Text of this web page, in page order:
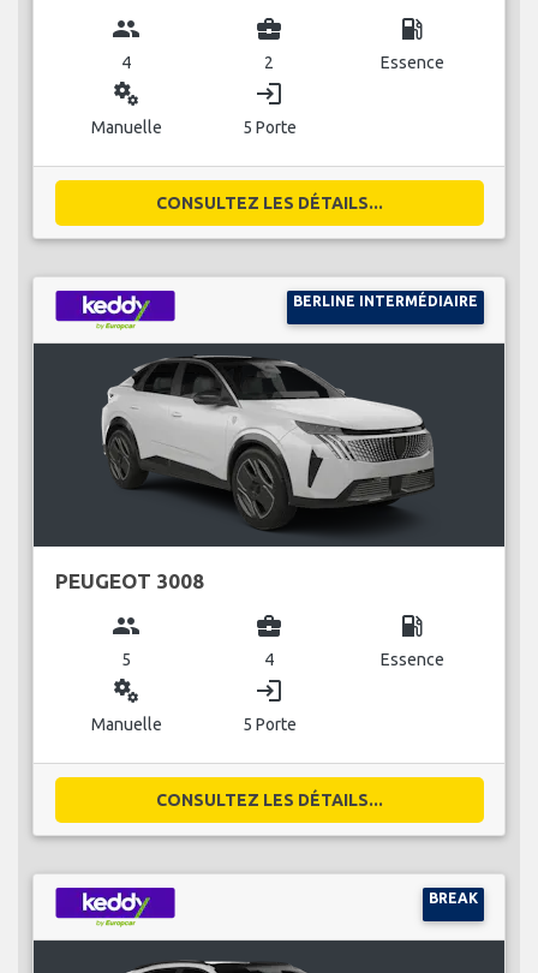
group
4
business_center
2
local_gas_station
Essence
miscellaneous_services
Manuelle
login
5 Porte
CONSULTEZ LES DÉTAILS...
BERLINE INTERMÉDIAIRE
PEUGEOT 3008
group
5
business_center
4
local_gas_station
Essence
miscellaneous_services
Manuelle
login
5 Porte
CONSULTEZ LES DÉTAILS...
BREAK